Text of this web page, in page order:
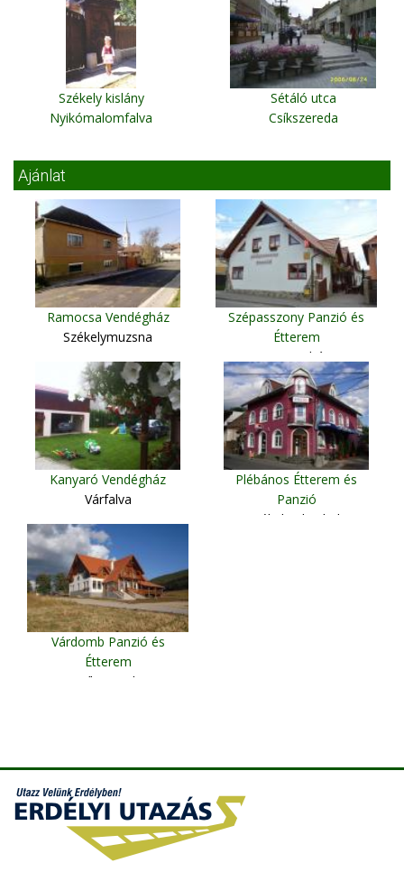
Székely kislány
Nyikómalomfalva
Sétáló utca
Csíkszereda
Ajánlat
Ramocsa Vendégház
Székelymuzsna
Szépasszony Panzió és
Étterem
Szentegyháza
Kanyaró Vendégház
Várfalva
Plébános Étterem és
Panzió
Székelyudvarhely
Várdomb Panzió és
Étterem
Csíkszereda